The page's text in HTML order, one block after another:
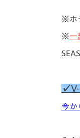
※ホ
※一
✓V-
今か